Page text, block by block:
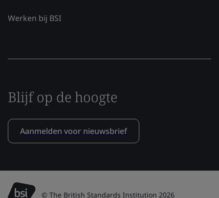
Werken bij BSI
Blijf op de hoogte
Aanmelden voor nieuwsbrief
© The British Standards Institution 2026